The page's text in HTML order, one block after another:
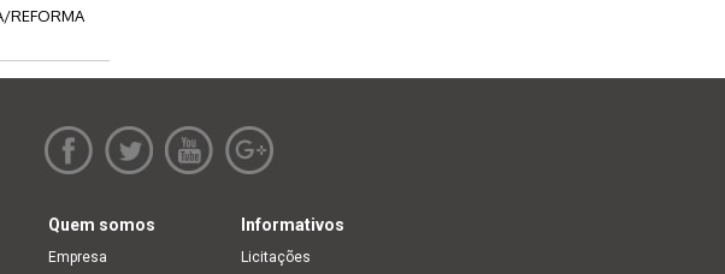
REFORMA
Quem somos
Empresa
Informativos
Licitações